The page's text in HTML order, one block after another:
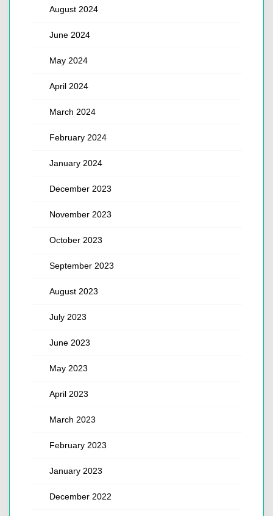
August 2024
June 2024
May 2024
April 2024
March 2024
February 2024
January 2024
December 2023
November 2023
October 2023
September 2023
August 2023
July 2023
June 2023
May 2023
April 2023
March 2023
February 2023
January 2023
December 2022